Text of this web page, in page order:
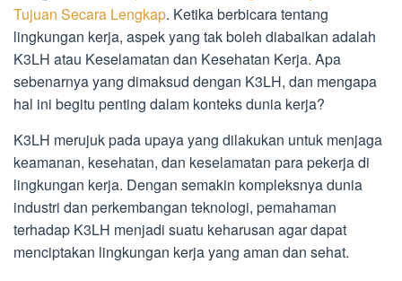
Tujuan Secara Lengkap. Ketika berbicara tentang
lingkungan kerja, aspek yang tak boleh diabaikan adalah
K3LH atau Keselamatan dan Kesehatan Kerja. Apa
sebenarnya yang dimaksud dengan K3LH, dan mengapa
hal ini begitu penting dalam konteks dunia kerja?
K3LH merujuk pada upaya yang dilakukan untuk menjaga
keamanan, kesehatan, dan keselamatan para pekerja di
lingkungan kerja. Dengan semakin kompleksnya dunia
industri dan perkembangan teknologi, pemahaman
terhadap K3LH menjadi suatu keharusan agar dapat
menciptakan lingkungan kerja yang aman dan sehat.